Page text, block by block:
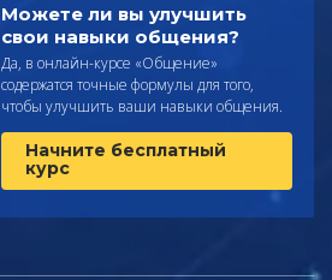
Можете ли вы улучшить
свои навыки общения?
Да, в онлайн-курсе «Общение»
содержатся точные формулы для того,
чтобы улучшить ваши навыки общения.
Начните бесплатный
курс